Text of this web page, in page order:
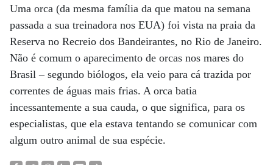
Uma orca (da mesma família da que matou na semana
passada a sua treinadora nos EUA) foi vista na praia da
Reserva no Recreio dos Bandeirantes, no Rio de Janeiro.
Não é comum o aparecimento de orcas nos mares do
Brasil – segundo biólogos, ela veio para cá trazida por
correntes de águas mais frias. A orca batia
incessantemente a sua cauda, o que significa, para os
especialistas, que ela estava tentando se comunicar com
algum outro animal de sua espécie.